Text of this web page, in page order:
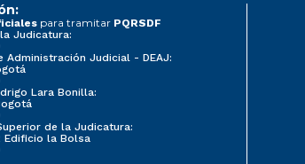
para tramitar PQRSDF
Judicatura:
Administración Judicial - DEAJ:
Lara Bonilla:
de la Judicatura:
Edificio la Bolsa